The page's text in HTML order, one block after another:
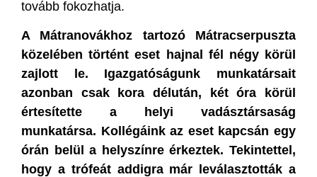
tovább fokozhatja.
A Mátranovákhoz tartozó Mátracserpuszta
közelében történt eset hajnal fél négy körül
zajlott le. Igazgatóságunk munkatársait
azonban csak kora délután, két óra körül
értesítette a helyi vadásztársaság
munkatársa. Kollégáink az eset kapcsán egy
órán belül a helyszínre érkeztek. Tekintettel,
hogy a trófeát addigra már leválasztották a